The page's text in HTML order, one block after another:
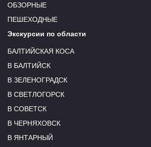
ОБЗОРНЫЕ
ПЕШЕХОДНЫЕ
Экскурсии по области
БАЛТИЙСКАЯ КОСА
В БАЛТИЙСК
В ЗЕЛЕНОГРАДСК
В СВЕТЛОГОРСК
В СОВЕТСК
В ЧЕРНЯХОВСК
В ЯНТАРНЫЙ